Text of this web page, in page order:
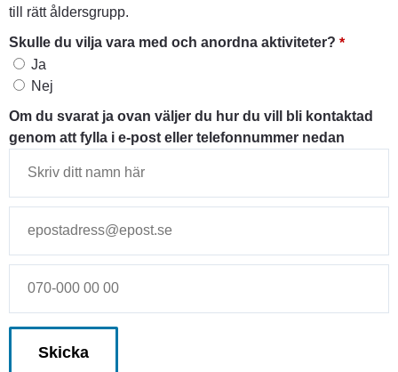
till rätt åldersgrupp.
Skulle du vilja vara med och anordna aktiviteter? *
Skulle du vilja vara med och anordna aktiviteter?
Ja
Nej
Om du svarat ja ovan väljer du hur du vill bli kontaktad
genom att fylla i e-post eller telefonnummer nedan